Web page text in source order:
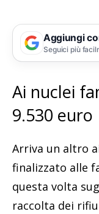
Aggiungi
Seguici più
Ai nuclei
9.530 euro
Arriva un altro
finalizzato alle
questa volta
raccolta dei